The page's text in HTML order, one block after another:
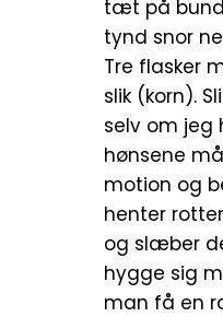
tæt på
tynd snor
Tre flasker
slik (korn).
selv om
hønsene
motion og
henter
og slæber
hygge sig
man få en